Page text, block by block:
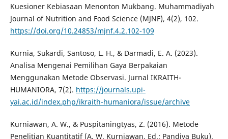
Kuesioner Kebiasaan Menonton Mukbang. Muhammadiyah
Journal of Nutrition and Food Science (MJNF), 4(2), 102.
https://doi.org/10.24853/mjnf.4.2.102-109
Kurnia, Sukardi, Santoso, L. H., & Darmadi, E. A. (2023).
Analisa Mengenai Pemilihan Gaya Berpakaian
Menggunakan Metode Observasi. Jurnal IKRAITH-
HUMANIORA, 7(2). https://journals.upi-
yai.ac.id/index.php/ikraith-humaniora/issue/archive
Kurniawan, A. W., & Puspitaningtyas, Z. (2016). Metode
Penelitian Kuantitatif (A. W. Kurniawan, Ed.; Pandiva Buku).